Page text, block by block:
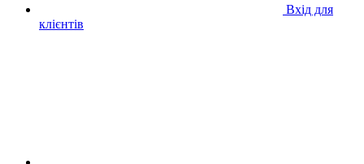
Вхід для
клієнтів